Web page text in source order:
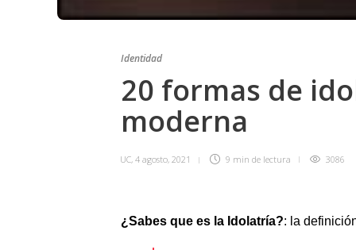
Identidad
20 formas de
moderna
UC, 4 agosto, 2021 9 min de lectura 3086
¿Sabes que es la Idolatría?: la